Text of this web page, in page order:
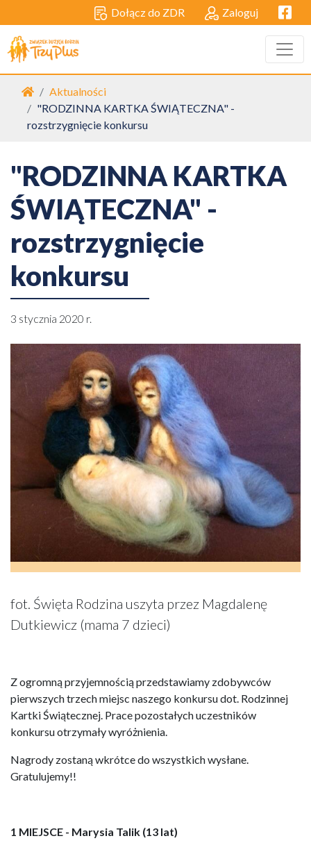
Dołącz do ZDR Zaloguj
Strona główna
Aktualności
"RODZINNA KARTKA ŚWIĄTECZNA" -
rozstrzygnięcie konkursu
"RODZINNA KARTKA
ŚWIĄTECZNA" -
rozstrzygnięcie
konkursu
3 stycznia 2020 r.
fot. Święta Rodzina uszyta przez Magdalenę
Dutkiewicz (mama 7 dzieci)
Z ogromną przyjemnością przedstawiamy zdobywców
pierwszych trzech miejsc naszego konkursu dot. Rodzinnej
Kartki Świątecznej. Prace pozostałych uczestników
konkursu otrzymały wyróżnienia.
Nagrody zostaną wkrótce do wszystkich wysłane.
Gratulujemy!!
1 MIEJSCE - Marysia Talik (13 lat)